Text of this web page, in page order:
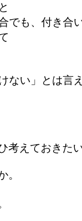
でも、付き合
ない」とは言
考えておきた
。